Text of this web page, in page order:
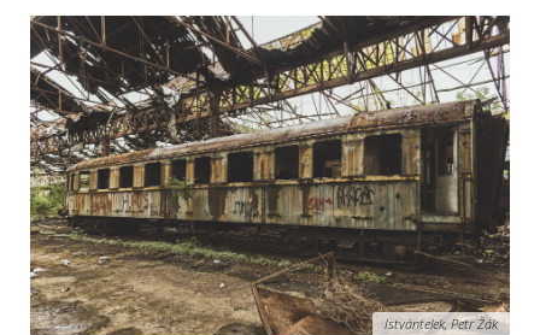
Istvántelek, Petr Žák